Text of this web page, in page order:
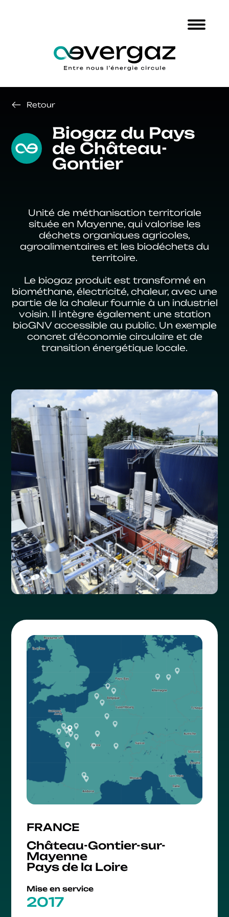
Retour
Biogaz du Pays
de Château-
Gontier
Unité de méthanisation territoriale
située en Mayenne, qui valorise les
déchets organiques agricoles,
agroalimentaires et les biodéchets du
territoire.
Le biogaz produit est transformé en
biométhane, électricité, chaleur, avec une
partie de la chaleur fournie à un industriel
voisin. Il intègre également une station
bioGNV accessible au public. Un exemple
concret d’économie circulaire et de
transition énergétique locale.
FRANCE
Château-Gontier-sur-
Mayenne
Pays de la Loire
Mise en service
2017